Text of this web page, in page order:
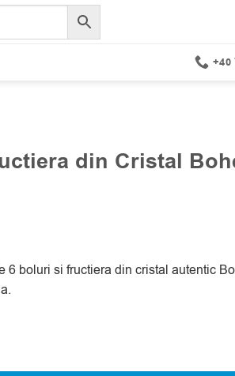
+40
din Cristal
6 boluri si fructiera din cristal autentic
Cristal Bohemia Soho